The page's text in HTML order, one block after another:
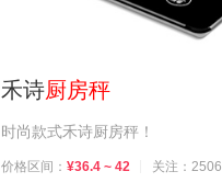
禾诗厨房秤
时尚款式禾诗厨房秤！
价格区间： ¥36.4 ~ 42 关注：2506